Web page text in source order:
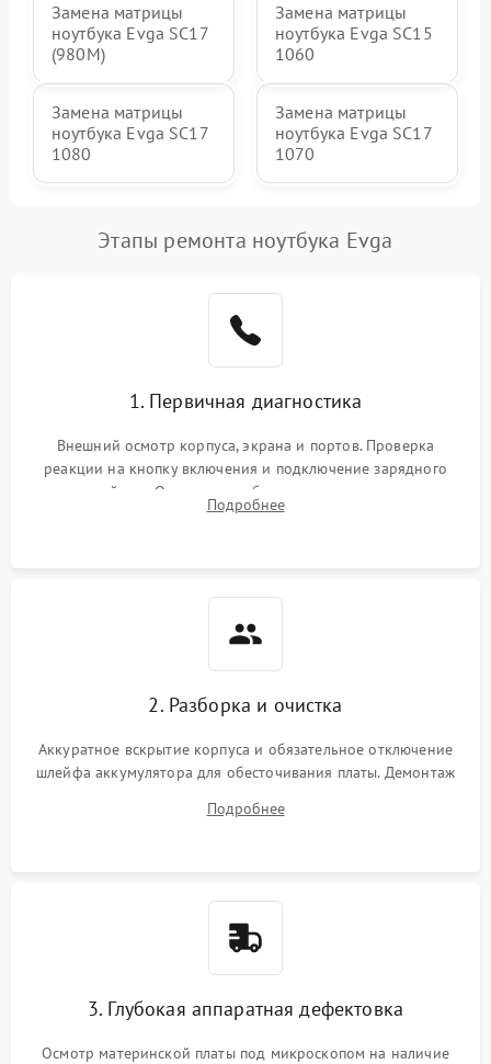
Замена матрицы
ноутбука Evga SC17
(980M)
Замена матрицы
ноутбука Evga SC15
1060
Замена матрицы
ноутбука Evga SC17
1080
Замена матрицы
ноутбука Evga SC17
1070
Этапы ремонта ноутбука Evga
1. Первичная диагностика
Внешний осмотр корпуса, экрана и портов. Проверка
реакции на кнопку включения и подключение зарядного
устройства. Оценка потребления тока с помощью
лабораторного блока питания для локализации проблемы.
Подробнее
2. Разборка и очистка
Аккуратное вскрытие корпуса и обязательное отключение
шлейфа аккумулятора для обесточивания платы. Демонтаж
высохшей термопасты с кристаллов чипов.
Подробнее
3. Глубокая аппаратная дефектовка
Осмотр материнской платы под микроскопом на наличие